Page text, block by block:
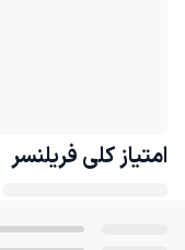
امتیاز کلی فریلنسر